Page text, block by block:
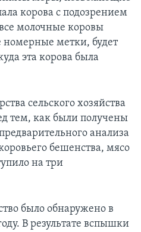
корова с подозрением
молочные коровы
метки, будет
эта корова была
сельского хозяйства
тем, как были получены
анализа
бешенства, мясо
на три
было обнаружено в
В результате вспышки